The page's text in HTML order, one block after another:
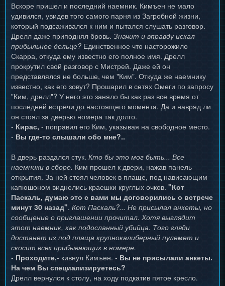
Вскоре пришел и последний наемник. Кимъен не мало
удивился, увидев того самого парня из Загробной жизни,
который подсаживался к ним и пытался слушать разговор.
Дрелл даже приподнял бровь. Значит и вправду искал
прибыльное дельце? Единственное что насторожило
Скарра, откуда ему известно его полное имя. Дрелл
прокрутил свой разговор с Мистрей. Даже ей он
представлялся не больше, чем "Ким". Откуда же наемнику
известно, как его зовут? Прошарил в сетях Омеги по запросу
"Ким, дрелл"? У него это заняло бы как раз все время от
последней встречи до настоящего момента. Да и навряд ли
он стоял за дверью номера так долго.
- Кирас, - поправил его Ким, указывая на свободное место.
- Вы где-то слышали обо мне?..
В дверь раздался стук. Кто бы это мог быть... Все
наемники в сборе. Ким прошел к двери, нажав панель
открытия. За ней стоял человек в плаще, под нависающим
капюшоном виднелись краешки круглых очков. "Кот
Паскаль, думаю это с вами мы договорились о встрече
минут 30 назад". Кот Паскаль?... Не присылал анкеты, но
сообщение о приглашении прочитал. Хотя выглядит
этот наемник, как подосланный убийца. Того гляди
достанет из под плаща крупнокалиберный пулемет и
скосит всех прибывающих в номере.
- Проходите,- кивнул Кимъен. - Вы не присылали анкеты.
На чем Вы специализируетесь?
Дрелл вернулся к столу, на ходу подкатив пятое кресло.